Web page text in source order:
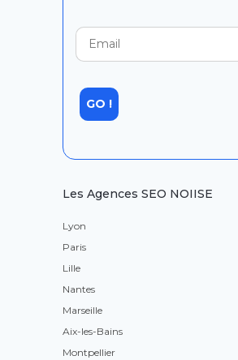
Les Agences SEO NOIISE
Lyon
Paris
Lille
Nantes
Marseille
Aix-les-Bains
Montpellier